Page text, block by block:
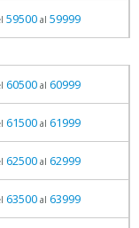
59500al 59999
60500al 60999
61500al 61999
62500al 62999
63500al 63999